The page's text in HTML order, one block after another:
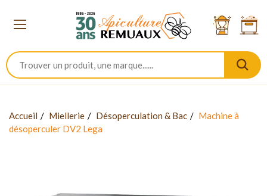
Accueil Miellerie Désoperculation & Bac
Machine à
désoperculer DV2 Lega